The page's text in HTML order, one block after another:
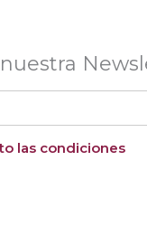
las condiciones